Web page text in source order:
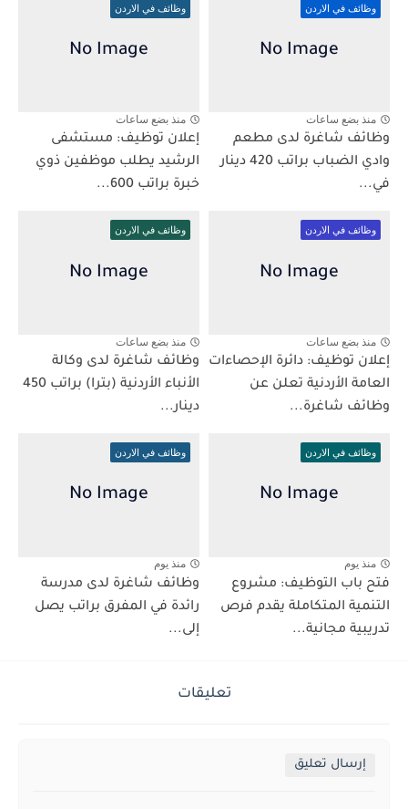
وظائف في الاردن
منذ بضع ساعات
وظائف شاغرة لدى مطعم
وادي الضباب براتب 420 دينار
في...
وظائف في الاردن
منذ بضع ساعات
إعلان توظيف: مستشفى
الرشيد يطلب موظفين ذوي
خبرة براتب 600...
وظائف في الاردن
منذ بضع ساعات
إعلان توظيف: دائرة الإحصاءات
العامة الأردنية تعلن عن
وظائف شاغرة...
وظائف في الاردن
منذ بضع ساعات
وظائف شاغرة لدى وكالة
الأنباء الأردنية (بترا) براتب 450
دينار...
وظائف في الاردن
منذ يوم
فتح باب التوظيف: مشروع
التنمية المتكاملة يقدم فرص
تدريبية مجانية...
وظائف في الاردن
منذ يوم
وظائف شاغرة لدى مدرسة
رائدة في المفرق براتب يصل
إلى...
تعليقات
إرسال تعليق